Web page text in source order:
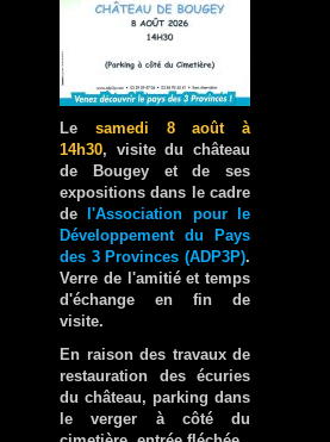
Le samedi 8 août à
14h30, visite du château
de Bougey et de ses
expositions dans le cadre
de
l'Association pour le
Développement du Pays
des 3 Provinces (ADP3P).
Verre de l'amitié et temps
d'échange en fin de
visite.
En raison des travaux de
restauration des écuries
du château, parking dans
le verger à côté du